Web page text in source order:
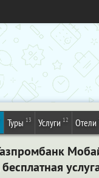
Туры 13 Услуги 12 Отели